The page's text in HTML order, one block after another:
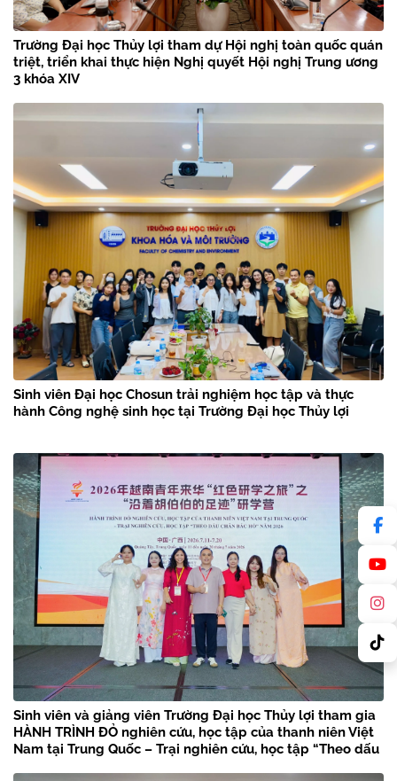
Trường Đại học Thủy lợi tham dự Hội nghị toàn quốc quán
triệt, triển khai thực hiện Nghị quyết Hội nghị Trung ương
3 khóa XIV
Sinh viên Đại học Chosun trải nghiệm học tập và thực
hành Công nghệ sinh học tại Trường Đại học Thủy lợi
Sinh viên và giảng viên Trường Đại học Thủy lợi tham gia
HÀNH TRÌNH ĐỎ nghiên cứu, học tập của thanh niên Việt
Nam tại Trung Quốc – Trại nghiên cứu, học tập “Theo dấu